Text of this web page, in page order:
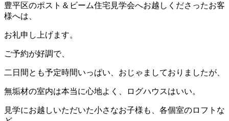
豊平区のポスト＆ビーム住宅見学会へお越しくださったお客
様へは、
お礼申し上げます。
ご予約が好調で、
二日間とも予定時間いっぱい、おじゃましておりましたが、
無垢材の室内は本当に心地よく、ログハウスはいい。
見学にお越しいただいた小さなお子様も、各個室のロフトな